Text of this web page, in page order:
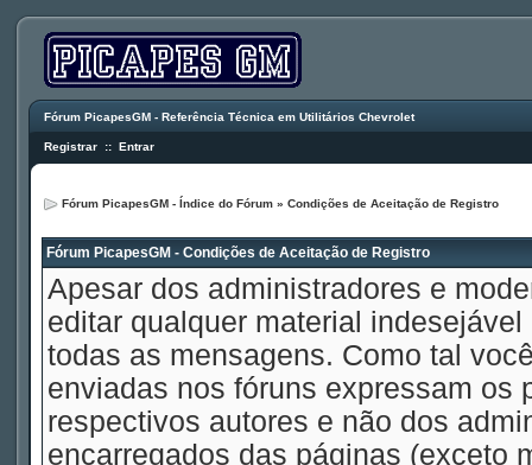
Fórum PicapesGM - Referência Técnica em Utilitários Chevrolet
Registrar :: Entrar
Fórum PicapesGM - Índice do Fórum » Condições de Aceitação de Registro
Fórum PicapesGM - Condições de Aceitação de Registro
Apesar dos administradores e
editar qualquer material
todas as mensagens. Como tal
enviadas nos fóruns expressam os
respectivos autores e não dos
encarregados das páginas (exceto